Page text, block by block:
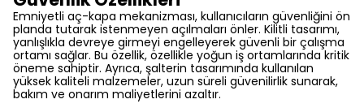
Emniyetli aç-kapa mekanizması, kullanıcıların güvenliğini ön
planda tutarak istenmeyen açılmaları önler. Kilitli tasarımı,
yanlışlıkla devreye girmeyi engelleyerek güvenli bir çalışma
ortamı sağlar. Bu özellik, özellikle yoğun iş ortamlarında kritik
öneme sahiptir. Ayrıca, şalterin tasarımında kullanılan
yüksek kaliteli malzemeler, uzun süreli güvenilirlik sunarak,
bakım ve onarım maliyetlerini azaltır.